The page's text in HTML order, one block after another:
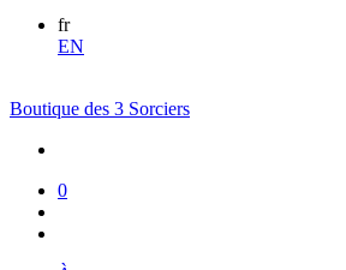
fr
EN
Boutique des 3 Sorciers
0